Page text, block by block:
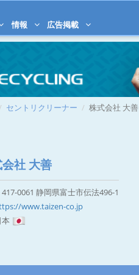
情報 広告掲載
セントリクリーナー 株式会社 大善
社 大善
417-0061 静岡県富士市伝法496-1
www.taizen-co.jp
本